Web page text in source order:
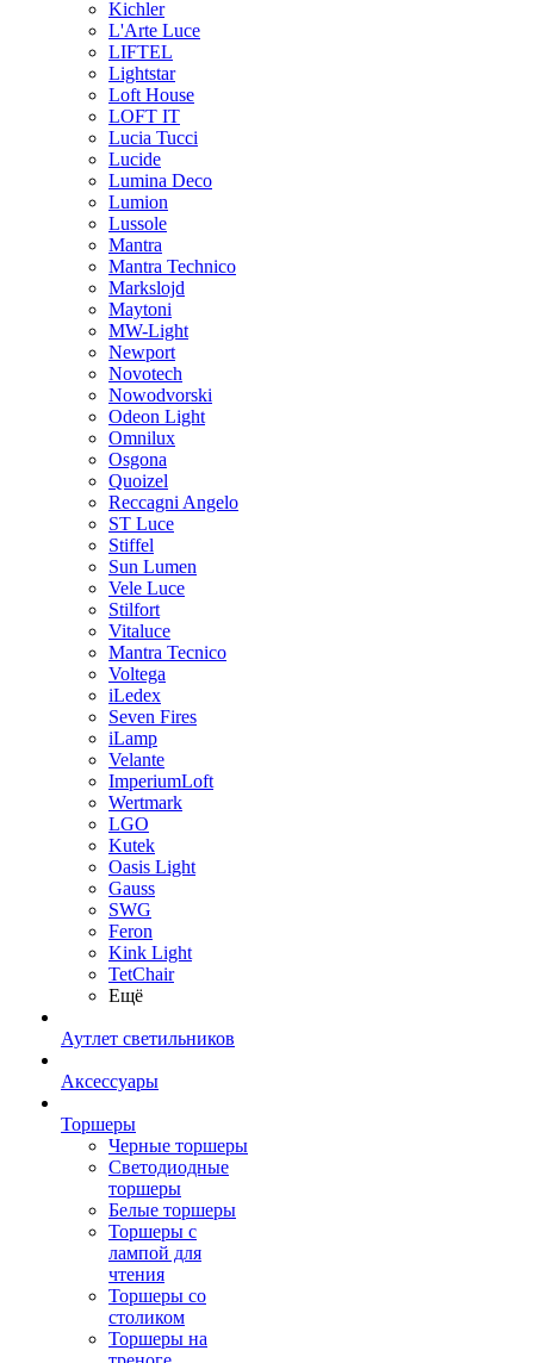
Kichler
L'Arte Luce
LIFTEL
Lightstar
Loft House
LOFT IT
Lucia Tucci
Lucide
Lumina Deco
Lumion
Lussole
Mantra
Mantra Technico
Markslojd
Maytoni
MW-Light
Newport
Novotech
Nowodvorski
Odeon Light
Omnilux
Osgona
Quoizel
Reccagni Angelo
ST Luce
Stiffel
Sun Lumen
Vele Luce
Stilfort
Vitaluce
Mantra Tecnico
Voltega
iLedex
Seven Fires
iLamp
Velante
ImperiumLoft
Wertmark
LGO
Kutek
Oasis Light
Gauss
SWG
Feron
Kink Light
TetСhair
Ещё
Аутлет светильников
Аксессуары
Торшеры
Черные торшеры
Светодиодные
торшеры
Белые торшеры
Торшеры с
лампой для
чтения
Торшеры со
столиком
Торшеры на